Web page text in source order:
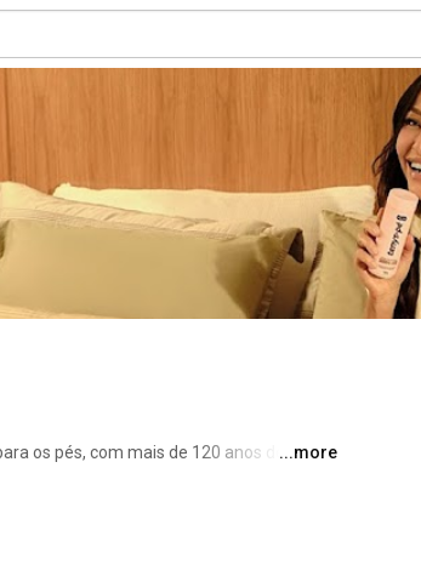
os pés, com mais de 120 anos de ...more